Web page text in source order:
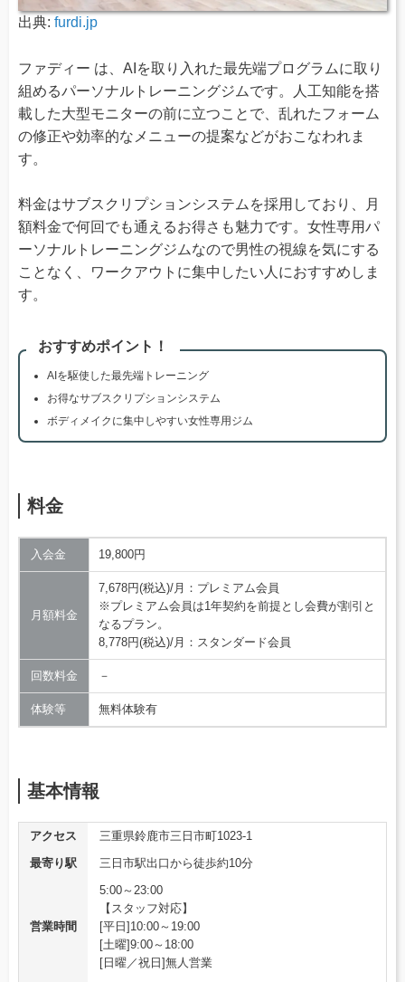
出典: furdi.jp
ファディー は、AIを取り入れた最先端プログラムに取り
組めるパーソナルトレーニングジムです。人工知能を搭
載した大型モニターの前に立つことで、乱れたフォーム
の修正や効率的なメニューの提案などがおこなわれま
す。
料金はサブスクリプションシステムを採用しており、月
額料金で何回でも通えるお得さも魅力です。女性専用パ
ーソナルトレーニングジムなので男性の視線を気にする
ことなく、ワークアウトに集中したい人におすすめしま
す。
おすすめポイント！
AIを駆使した最先端トレーニング
お得なサブスクリプションシステム
ボディメイクに集中しやすい女性専用ジム
料金
入会金 19,800円
月額料金
7,678円(税込)/月：プレミアム会員
※プレミアム会員は1年契約を前提とし会費が割引と
なるプラン。
8,778円(税込)/月：スタンダード会員
回数料金 －
体験等 無料体験有
基本情報
アクセス
三重県鈴鹿市三日市町1023-1
最寄り駅
三日市駅出口から徒歩約10分
営業時間
5:00～23:00
【スタッフ対応】
[平日]10:00～19:00
[土曜]9:00～18:00
[日曜／祝日]無人営業